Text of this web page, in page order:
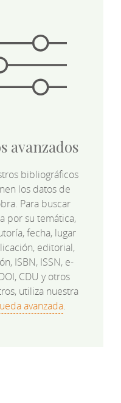
avanzados
bibliográficos
los datos de
Para buscar
por su temática,
fecha, lugar
editorial,
ISBN, ISSN, e-
CDU y otros
utiliza nuestra
avanzada.